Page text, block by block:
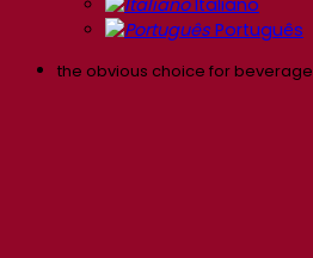
Português
the obvious choice for beverage